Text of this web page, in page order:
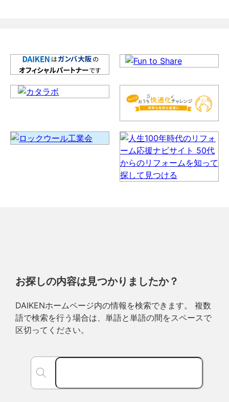
お探しの内容は見つかりましたか？
DAIKENホームページ内の情報を検索できます。 複数
語で検索を行う場合は、単語と単語の間をスペースで
区切ってください。